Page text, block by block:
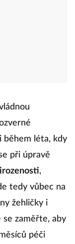
během léta, kdy
při úpravě
,
tedy vůbec na
žehličky i
se zaměřte, aby
péči